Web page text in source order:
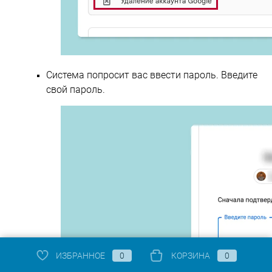
Система попросит вас ввести пароль. Введите
свой пароль.
ИЗБРАННОЕ 0 КОРЗИНА 0